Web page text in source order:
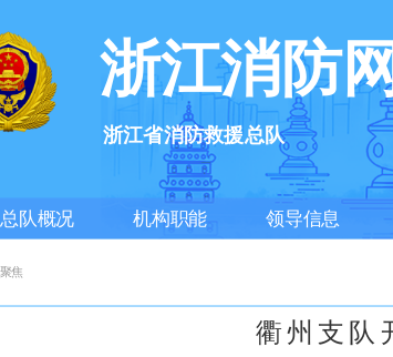
浙江消防
浙江省消防救援总队
总队概况 机构职能 领导信息
焦
衢州支队